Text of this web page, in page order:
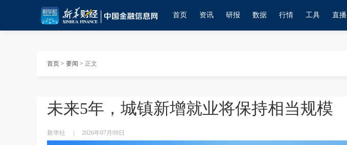
首页 资讯 研报 数据 行情 工具 直播
首页 > 要闻 > 正文
未来5年，城镇新增就业将保持相当规模
新华社 2026年07月09日